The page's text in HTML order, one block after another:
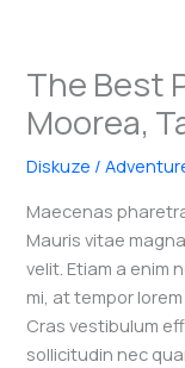
The Best
Moorea,
Diskuze /
Maecenas
Mauris vitae
velit. Etiam a enim
mi, at tempor
Cras vestibulum
sollicitudin nec